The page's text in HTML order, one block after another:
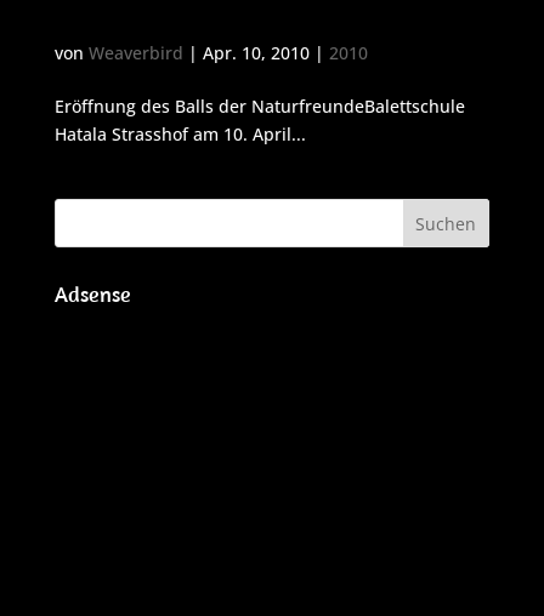
von Weaverbird | Apr. 10, 2010 | 2010
Eröffnung des Balls der NaturfreundeBalettschule
Hatala Strasshof am 10. April...
Adsense